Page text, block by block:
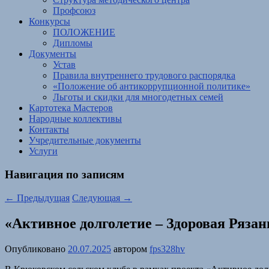
Профсоюз
Конкурсы
ПОЛОЖЕНИЕ
Дипломы
Документы
Устав
Правила внутреннего трудового распорядка
«Положение об антикоррупционной политике»
Льготы и скидки для многодетных семей
Картотека Мастеров
Народные коллективы
Контакты
Учредительные документы
Услуги
Навигация по записям
← Предыдущая Следующая →
«Активное долголетие – Здоровая
Опубликовано 20.07.2025 автором fps328hv